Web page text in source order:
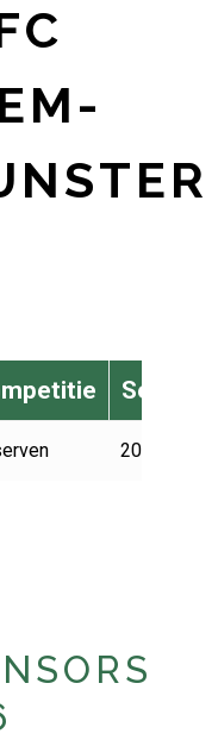
Seizoen
2022-2023